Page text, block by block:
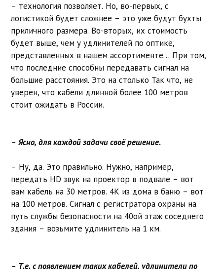
– технология позволяет. Но, во-первых, с
логистикой будет сложнее – это уже будут бухты
приличного размера. Во-вторых, их стоимость
будет выше, чем у удлинителей по оптике,
представленных в нашем ассортименте… При том,
что последние способны передавать сигнал на
большие расстояния. Это на столько Так что, не
уверен, что кабели длинной более 100 метров
стоит ожидать в России.
– Ясно, для каждой задачи своё решение.
– Ну, да. Это правильно. Нужно, например,
передать HD звук на проектор в подвале – вот
вам кабель на 30 метров. 4K из дома в баню – вот
на 100 метров. Сигнал с регистратора охраны на
путь службы безопасности на 40ой этаж соседнего
здания – возьмите удлинитель на 1 км.
– Т.е. с появлением таких кабелей, удлинители по